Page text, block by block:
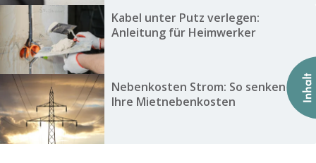
Kabel unter Putz verlegen:
Anleitung für Heimwerker
Nebenkosten Strom: So senken Sie
Ihre Mietnebenkosten